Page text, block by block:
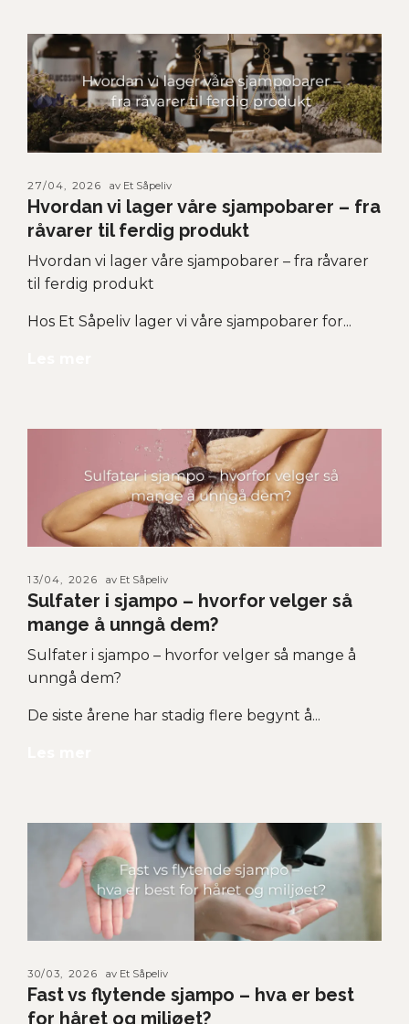
27/04, 2026 av Et Såpeliv
Hvordan vi lager våre sjampobarer – fra
råvarer til ferdig produkt
Hvordan vi lager våre sjampobarer – fra råvarer
til ferdig produkt
Hos Et Såpeliv lager vi våre sjampobarer for...
13/04, 2026 av Et Såpeliv
Sulfater i sjampo – hvorfor velger så
mange å unngå dem?
Sulfater i sjampo – hvorfor velger så mange å
unngå dem?
De siste årene har stadig flere begynt å...
30/03, 2026 av Et Såpeliv
Fast vs flytende sjampo – hva er best
for håret og miljøet?